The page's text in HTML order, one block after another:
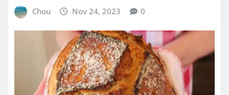
Chou Nov 24, 2023 0